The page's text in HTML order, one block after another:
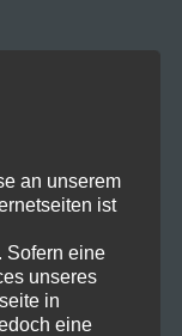
4C/8T, 3.30-
M.2
an unserem
ist
Sofern eine
unseres
in
eine